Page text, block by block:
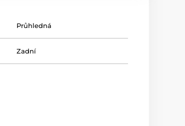
Průhledná
Zadní